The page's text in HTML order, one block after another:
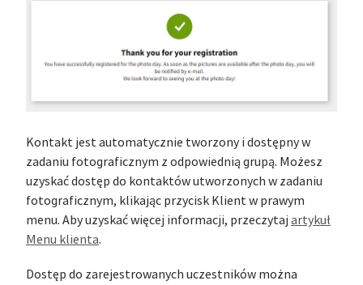
Kontakt jest automatycznie tworzony i dostępny w
zadaniu fotograficznym z odpowiednią grupą. Możesz
uzyskać dostęp do kontaktów utworzonych w zadaniu
fotograficznym, klikając przycisk Klient w prawym
menu. Aby uzyskać więcej informacji, przeczytaj artykuł
Menu klienta.
Dostęp do zarejestrowanych uczestników można